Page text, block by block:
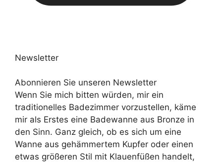
Newsletter
Abonnieren Sie unseren Newsletter
Wenn Sie mich bitten würden, mir ein
traditionelles Badezimmer vorzustellen, käme
mir als Erstes eine Badewanne aus Bronze in
den Sinn. Ganz gleich, ob es sich um eine
Wanne aus gehämmertem Kupfer oder einen
etwas größeren Stil mit Klauenfüßen handelt,